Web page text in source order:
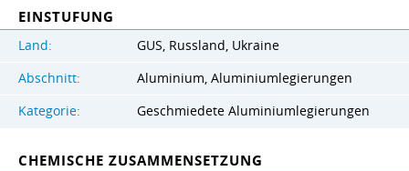
EINSTUFUNG
Land:
GUS, Russland, Ukraine
Abschnitt:
Aluminium, Aluminiumlegierungen
Kategorie:
Geschmiedete Aluminiumlegierungen
CHEMISCHE ZUSAMMENSETZUNG